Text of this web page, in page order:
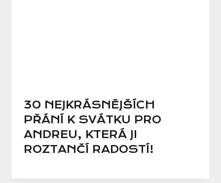
30 NEJKRÁSNĚJŠÍCH
PŘÁNÍ K SVÁTKU PRO
ANDREU, KTERÁ JI
ROZTANČÍ RADOSTÍ!